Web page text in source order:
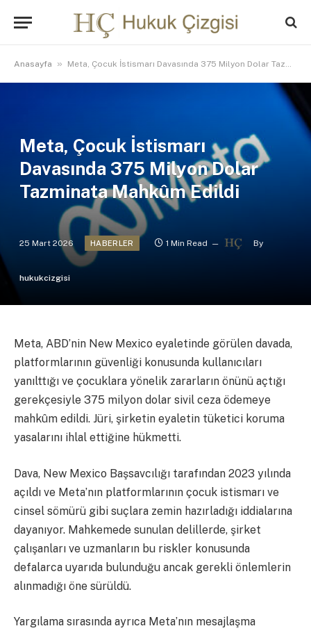
Anasayfa » Meta, Çocuk İstismarı Davasında 375 Milyon Dolar Tazminata Mahkûm Edildi
Meta, Çocuk İstismarı
Davasında 375 Milyon Dolar
Tazminata Mahkûm Edildi
25 Mart 2026 HABERLER 1 Min Read By
hukukcizgisi
Meta, ABD’nin New Mexico eyaletinde görülen davada,
platformlarının güvenliği konusunda kullanıcıları
yanılttığı ve çocuklara yönelik zararların önünü açtığı
gerekçesiyle 375 milyon dolar sivil ceza ödemeye
mahkûm edildi. Jüri, şirketin eyaletin tüketici koruma
yasalarını ihlal ettiğine hükmetti.
Dava, New Mexico Başsavcılığı tarafından 2023 yılında
açıldı ve Meta’nın platformlarının çocuk istismarı ve
cinsel sömürü gibi suçlara zemin hazırladığı iddialarına
dayanıyor. Mahkemede sunulan delillerde, şirket
çalışanları ve uzmanların bu riskler konusunda
defalarca uyarıda bulunduğu ancak gerekli önlemlerin
alınmadığı öne sürüldü.
Yargılama sırasında ayrıca Meta’nın mesajlaşma